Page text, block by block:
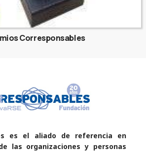
Corresponsables
es el aliado de referencia en
las organizaciones y personas